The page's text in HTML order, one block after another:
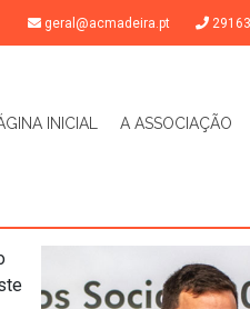
geral@acmadeira.pt
INICIAL A ASSOCIAÇÃO